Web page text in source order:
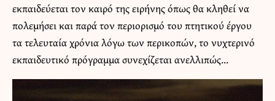
εκπαιδεύεται τον καιρό της ειρήνης όπως θα κληθεί να
πολεμήσει και παρά τον περιορισμό του πτητικού έργου
τα τελευταία χρόνια λόγω των περικοπών, το νυχτερινό
εκπαιδευτικό πρόγραμμα συνεχίζεται ανελλιπώς…